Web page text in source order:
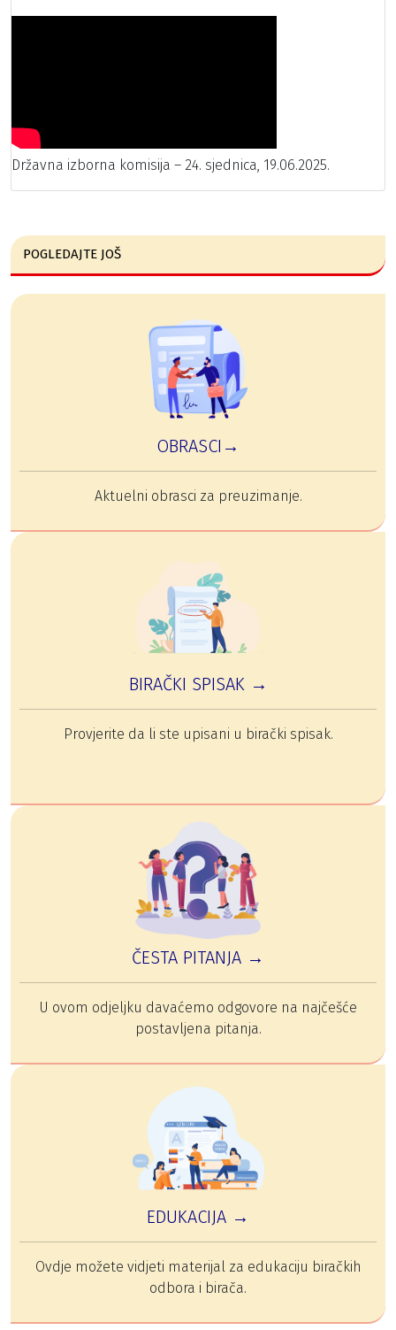
Državna izborna komisija – 24. sjednica, 19.06.2025.
POGLEDAJTE JOŠ
OBRASCI→
Aktuelni obrasci za preuzimanje.
BIRAČKI SPISAK →
Provjerite da li ste upisani u birački spisak.
ČESTA PITANJA →
U ovom odjeljku davaćemo odgovore na najčešće
postavljena pitanja.
EDUKACIJA →
Ovdje možete vidjeti materijal za edukaciju biračkih
odbora i birača.